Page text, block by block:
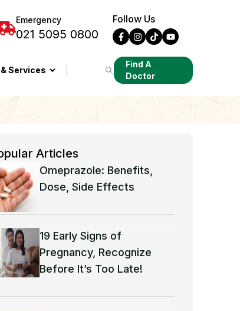
Emergency
021 5095 0800
Follow Us
Services
Find A
Doctor
Articles
Omeprazole: Benefits,
Dose, Side Effects
19 Early Signs of
Pregnancy, Recognize
Before It’s Too Late!